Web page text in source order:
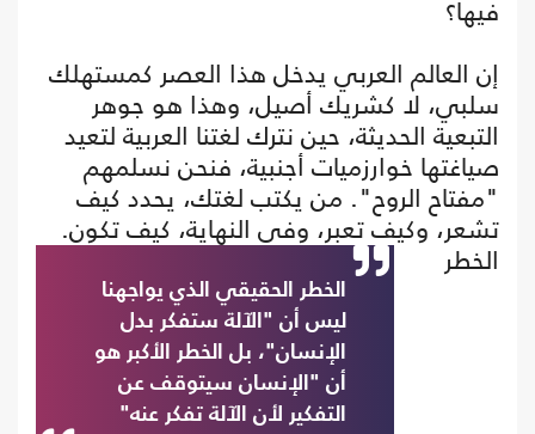
فيها؟
إن العالم العربي يدخل هذا العصر كمستهلك
سلبي، لا كشريك أصيل، وهذا هو جوهر
التبعية الحديثة، حين نترك لغتنا العربية لتعيد
صياغتها خوارزميات أجنبية، فنحن نسلمهم
"مفتاح الروح". من يكتب لغتك، يحدد كيف
تشعر، وكيف تعبر، وفي النهاية، كيف تكون.
الخطر الحقيقي الذي يواجهنا
ليس أن "الآلة ستفكر بدل
الإنسان"، بل الخطر الأكبر هو
أن "الإنسان سيتوقف عن
التفكير لأن الآلة تفكر عنه"
الخطر